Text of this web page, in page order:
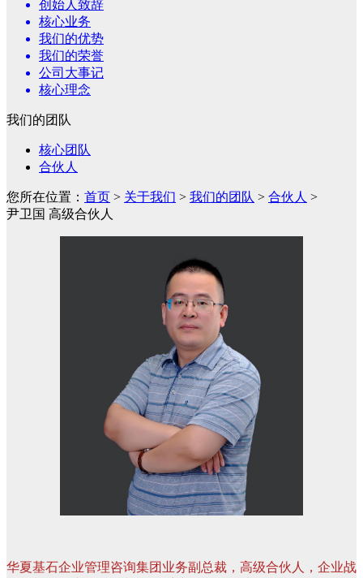
创始人致辞
核心业务
我们的优势
我们的荣誉
公司大事记
核心理念
我们的团队
核心团队
合伙人
您所在位置： 首页 > 关于我们 > 我们的团队 > 合伙人 >
尹卫国 高级合伙人
华夏基石企业管理咨询集团业务副总裁，高级合伙人，企业战